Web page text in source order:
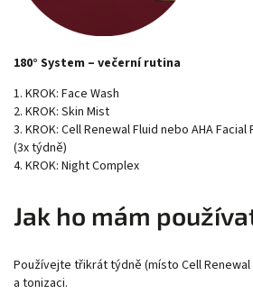
180° System – večerní rutina
1. KROK: Face Wash
2. KROK: Skin Mist
3. KROK: Cell Renewal Fluid nebo AHA
(3x týdně)
4. KROK: Night Complex
Jak ho mám
Používejte třikrát týdně (místo Cell
a tonizaci.